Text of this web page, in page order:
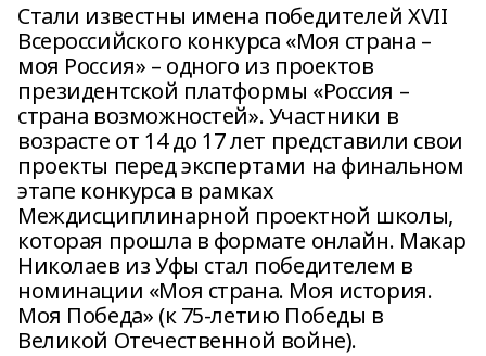
Стали известны имена победителей XVII
Всероссийского конкурса «Моя страна –
моя Россия» – одного из проектов
президентской платформы «Россия –
страна возможностей». Участники в
возрасте от 14 до 17 лет представили свои
проекты перед экспертами на финальном
этапе конкурса в рамках
Междисциплинарной проектной школы,
которая прошла в формате онлайн. Макар
Николаев из Уфы стал победителем в
номинации «Моя страна. Моя история.
Моя Победа» (к 75-летию Победы в
Великой Отечественной войне).